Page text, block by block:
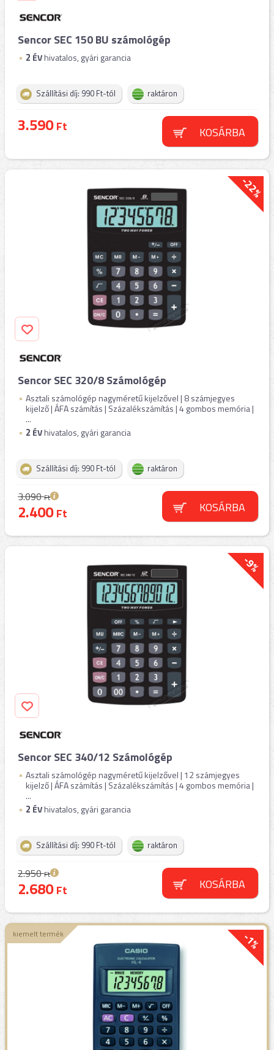
Sencor SEC 150 BU számológép
2 ÉVhivatalos, gyári garancia
Szállítási díj: 990 Ft-tól raktáron
3.590Ft KOSÁRBA
-22%
Sencor SEC 320/8 Számológép
Asztali számológép nagyméretű kijelzővel | 8 számjegyes
kijelző | ÁFA számítás | Százalékszámítás | 4 gombos memória |
...
2 ÉVhivatalos, gyári garancia
Szállítási díj: 990 Ft-tól raktáron
3.090Ft
2.400Ft KOSÁRBA
-9%
Sencor SEC 340/12 Számológép
Asztali számológép nagyméretű kijelzővel | 12 számjegyes
kijelző | ÁFA számítás | Százalékszámítás | 4 gombos memória |
...
2 ÉVhivatalos, gyári garancia
Szállítási díj: 990 Ft-tól raktáron
2.950Ft
2.680Ft KOSÁRBA
-1%
kiemelt termék